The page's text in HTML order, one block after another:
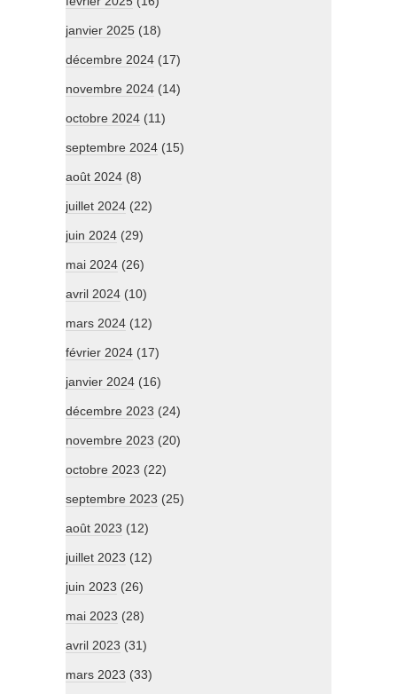
janvier 2025 (18)
décembre 2024 (17)
novembre 2024 (14)
octobre 2024 (11)
septembre 2024 (15)
août 2024 (8)
juillet 2024 (22)
juin 2024 (29)
mai 2024 (26)
avril 2024 (10)
mars 2024 (12)
février 2024 (17)
janvier 2024 (16)
décembre 2023 (24)
novembre 2023 (20)
octobre 2023 (22)
septembre 2023 (25)
août 2023 (12)
juillet 2023 (12)
juin 2023 (26)
mai 2023 (28)
avril 2023 (31)
mars 2023 (33)